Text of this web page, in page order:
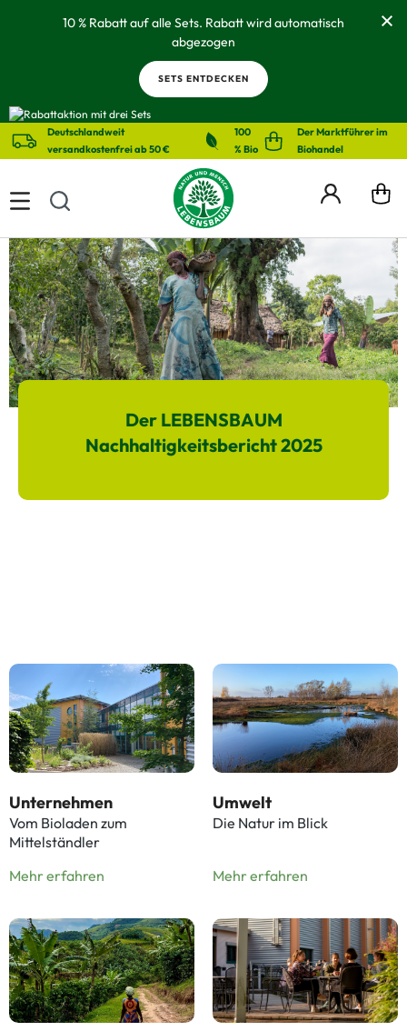
springen10 % Rabatt auf alle Sets. Rabatt wird automatisch
abgezogen
SETS ENTDECKEN
Deutschlandweit
versandkostenfrei ab 50 €
100
% Bio
Der Marktführer im
Biohandel
Der LEBENSBAUM
Nachhaltigkeitsbericht 2025
Unternehmen
Vom Bioladen zum
Mittelständler
Umwelt
Die Natur im Blick
Mehr erfahren Mehr erfahren